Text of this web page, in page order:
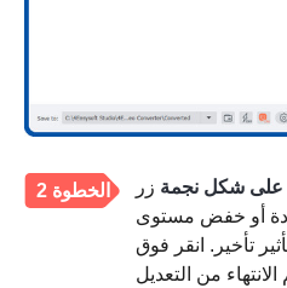
الخطوة 2 على شكل نجمة زر
أو خفض مستوى
تأخير. انقر فوق